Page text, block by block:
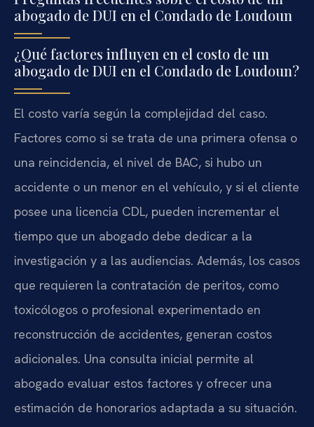
abogado de DUI en el Condado de Loudoun
¿Qué factores influyen en el costo de un
abogado de DUI en el Condado de Loudoun?
El costo varía según la complejidad del caso.
Factores como si se trata de una primera ofensa o
una reincidencia, el nivel de BAC, si hubo un
accidente o un menor en el vehículo, y si el cliente
posee una licencia CDL, pueden incrementar el
tiempo que un abogado debe dedicar a la
investigación y a las audiencias. Además, los casos
que requieren la contratación de peritos, como
toxicólogos o profesional experimentado en
reconstrucción de accidentes, generan costos
adicionales. Una consulta inicial permite al
abogado evaluar estos factores y ofrecer una
estimación de honorarios adaptada a su situación.